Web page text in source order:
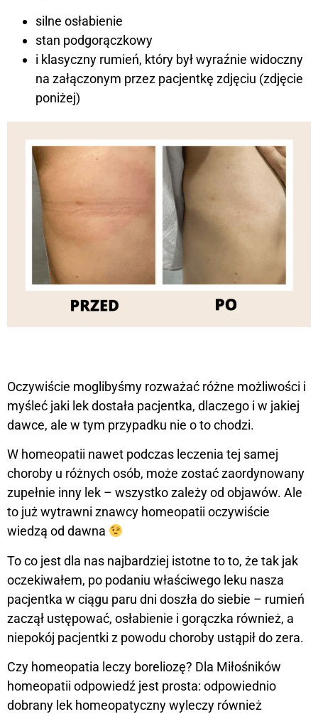
silne osłabienie
stan podgorączkowy
i klasyczny rumień, który był wyraźnie widoczny
na załączonym przez pacjentkę zdjęciu (zdjęcie
poniżej)
Oczywiście moglibyśmy rozważać różne możliwości i
myśleć jaki lek dostała pacjentka, dlaczego i w jakiej
dawce, ale w tym przypadku nie o to chodzi.
W homeopatii nawet podczas leczenia tej samej
choroby u różnych osób, może zostać zaordynowany
zupełnie inny lek – wszystko zależy od objawów. Ale
to już wytrawni znawcy homeopatii oczywiście
wiedzą od dawna
To co jest dla nas najbardziej istotne to to, że tak jak
oczekiwałem, po podaniu właściwego leku nasza
pacjentka w ciągu paru dni doszła do siebie – rumień
zaczął ustępować, osłabienie i gorączka również, a
niepokój pacjentki z powodu choroby ustąpił do zera.
Czy homeopatia leczy boreliozę? Dla Miłośników
homeopatii odpowiedź jest prosta: odpowiednio
dobrany lek homeopatyczny wyleczy również